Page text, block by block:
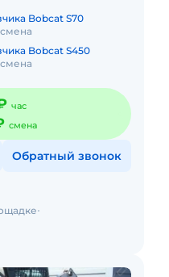
Bobcat S70
Bobcat S450
час
смена
Обратный звонок